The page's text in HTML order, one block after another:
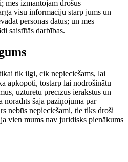
mēs izmantojam drošus
visu informāciju starp jums un
personas datus; un mēs
saistītās darbības.
tik ilgi, cik nepieciešams, lai
apkopoti, tostarp lai nodrošinātu
uzturētu precīzus ierakstus un
norādīts šajā paziņojumā par
nebūs nepieciešami, tie tiks droši
vien mums nav juridisks pienākums